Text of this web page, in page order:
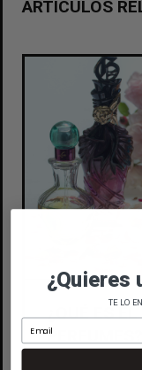
ARTÍCULOS
¿QUÉ ES
PERFUMES?
¿Quieres
TE LO